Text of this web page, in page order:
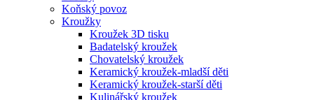
Koňský povoz
Kroužky
Kroužek 3D tisku
Badatelský kroužek
Chovatelský kroužek
Keramický kroužek-mladší děti
Keramický kroužek-starší děti
Kulinářský kroužek